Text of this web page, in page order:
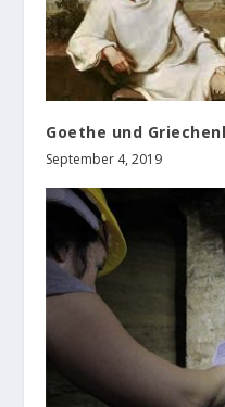
Goethe und
September 4, 2019